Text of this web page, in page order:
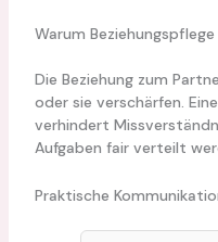
Warum
Die Beziehung zum
oder sie verschärfen.
verhindert
Aufgaben fair verteilt
Praktische